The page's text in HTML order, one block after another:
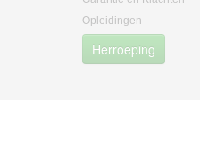
Opleidingen
Herroeping